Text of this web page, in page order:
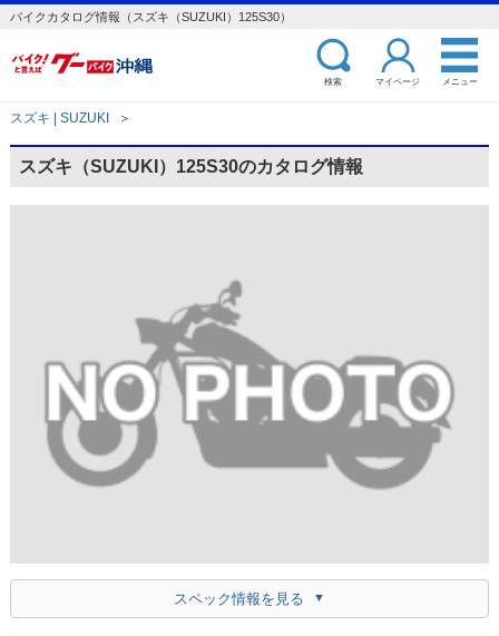
バイクカタログ情報（スズキ（SUZUKI）125S30）
検索 マイページ メニュー
スズキ | SUZUKI ＞
スズキ（SUZUKI）125S30のカタログ情報
スペック情報を見る